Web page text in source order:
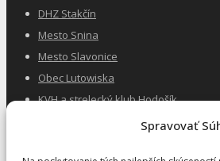
Spravovať
DHZ Stakčín
Mesto Snina
Mesto Slavonice
Obec Lutowiska
KVH a strelecký klub Hodošík